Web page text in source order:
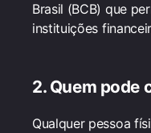
Brasil (BCB) que
instituições
2. Quem pode
Qualquer pessoa